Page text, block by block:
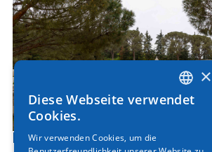
Britischer Soldatenfriedhof
GREEK
×
Diese Webseite verwendet
Cookies.
Wir verwenden Cookies, um die